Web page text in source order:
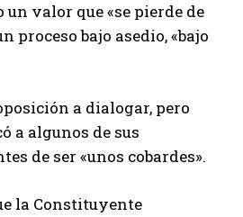
valor que «se pierde de
proceso bajo asedio, «bajo
a dialogar, pero
a algunos de sus
de ser «unos cobardes».
la Constituyente